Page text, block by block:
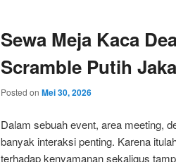
Sewa Meja Kaca
Scramble Putih
Posted on Mei 30, 2026
Dalam sebuah event, area meeting,
banyak interaksi penting. Karena
terhadap kenyamanan sekaligus